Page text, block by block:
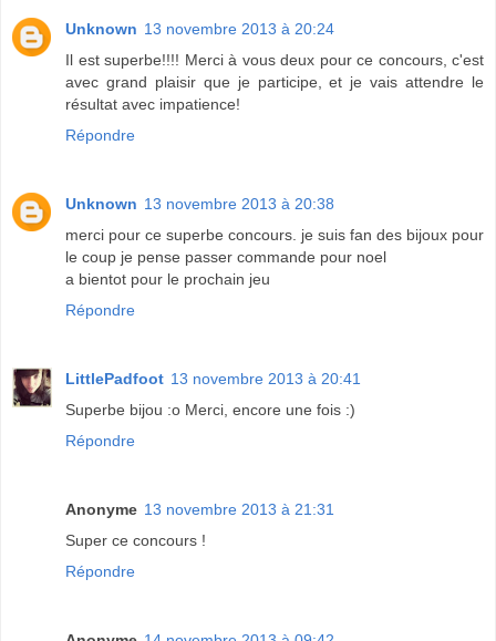
Unknown 13 novembre 2013 à 20:24
Il est superbe!!!! Merci à vous deux pour ce concours, c'est
avec grand plaisir que je participe, et je vais attendre le
résultat avec impatience!
Répondre
Unknown 13 novembre 2013 à 20:38
merci pour ce superbe concours. je suis fan des bijoux pour
le coup je pense passer commande pour noel
a bientot pour le prochain jeu
Répondre
LittlePadfoot 13 novembre 2013 à 20:41
Superbe bijou :o Merci, encore une fois :)
Répondre
Anonyme 13 novembre 2013 à 21:31
Super ce concours !
Répondre